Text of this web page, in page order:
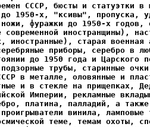
СССР, бюсты и статуэтки в
1950-х, "ксивы", пропуска,
и в стекле на прищепках,